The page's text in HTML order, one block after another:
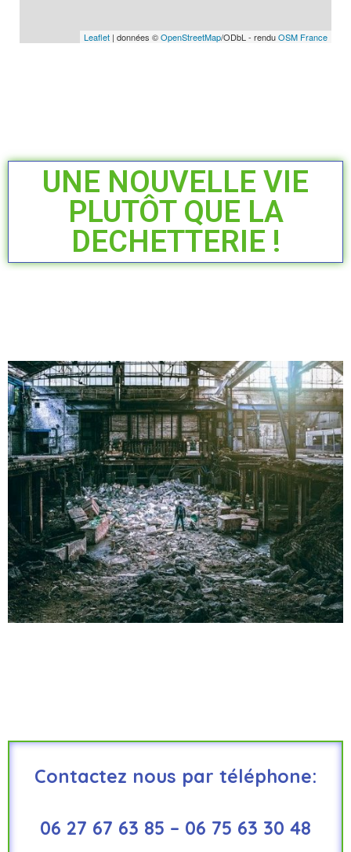
Leaflet | données ©OpenStreetMap/ODbL - renduOSM France
UNE NOUVELLE VIE
PLUTÔT QUE LA
DECHETTERIE !
Contactez nous par téléphone:
06 27 67 63 85 – 06 75 63 30 48